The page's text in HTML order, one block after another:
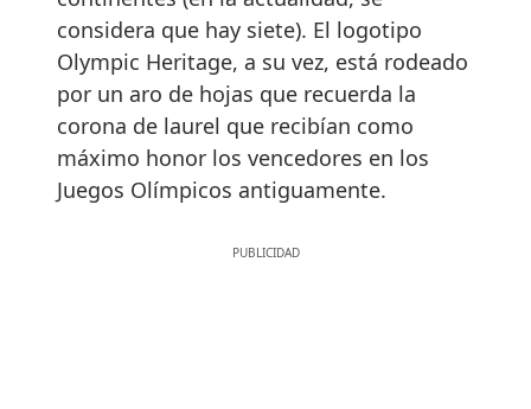
considera que hay siete). El logotipo
Olympic Heritage, a su vez, está rodeado
por un aro de hojas que recuerda la
corona de laurel que recibían como
máximo honor los vencedores en los
Juegos Olímpicos antiguamente.